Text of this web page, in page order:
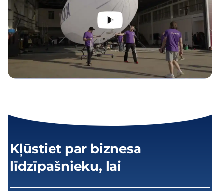
Kļūstiet par biznesa
līdzīpašnieku, lai